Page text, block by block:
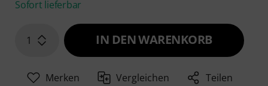
Sofort lieferbar
1 IN DEN WARENKORB
Merken Vergleichen Teilen